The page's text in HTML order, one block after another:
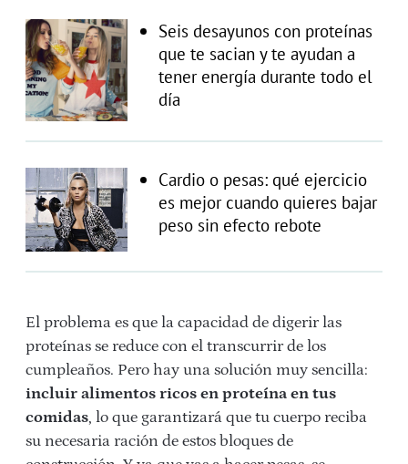
Seis desayunos con proteínas
que te sacian y te ayudan a
tener energía durante todo el
día
Cardio o pesas: qué ejercicio
es mejor cuando quieres bajar
peso sin efecto rebote
El problema es que la capacidad de digerir las
proteínas se reduce con el transcurrir de los
cumpleaños. Pero hay una solución muy sencilla:
incluir alimentos ricos en proteína en tus
comidas, lo que garantizará que tu cuerpo reciba
su necesaria ración de estos bloques de